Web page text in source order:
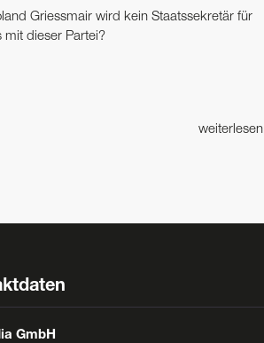
Griessmair wird kein Staatssekretär für
mit dieser Partei?
weiterlesen
GmbH